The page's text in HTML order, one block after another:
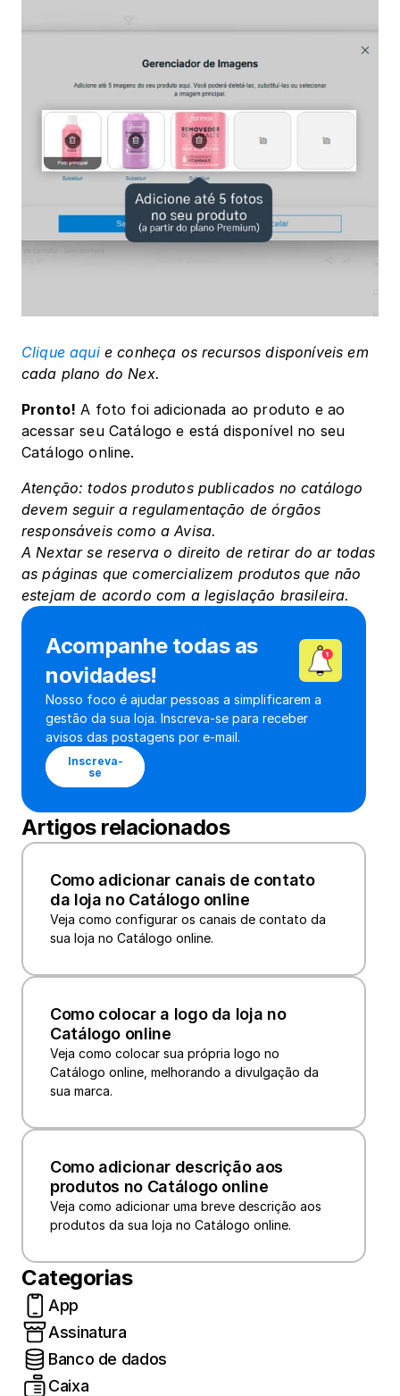
Clique aqui e conheça os recursos disponíveis em
cada plano do Nex.
Pronto! A foto foi adicionada ao produto e ao
acessar seu Catálogo e está disponível no seu
Catálogo online.
Atenção: todos produtos publicados no catálogo
devem seguir a regulamentação de órgãos
responsáveis como a Avisa.
A Nextar se reserva o direito de retirar do ar todas
as páginas que comercializem produtos que não
estejam de acordo com a legislação brasileira.
Acompanhe todas as
novidades!
Nosso foco é ajudar pessoas a simplificarem a
gestão da sua loja. Inscreva-se para receber
avisos das postagens por e-mail.
Inscreva-
se
Artigos relacionados
Como adicionar canais de contato
da loja no Catálogo online
Veja como configurar os canais de contato da
sua loja no Catálogo online.
Como colocar a logo da loja no
Catálogo online
Veja como colocar sua própria logo no
Catálogo online, melhorando a divulgação da
sua marca.
Como adicionar descrição aos
produtos no Catálogo online
Veja como adicionar uma breve descrição aos
Categorias
App
Assinatura
Banco de dados
Caixa